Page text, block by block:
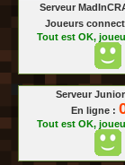
Serveur
Joueurs
Tout est OK,
Serveur
En ligne :
Tout est OK,